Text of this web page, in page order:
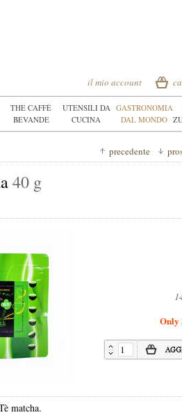
il mio account
THE CAFFÈ
BEVANDE
UTENSILI DA
CUCINA
GASTRONOMIA
DAL MONDO
precedente
40 g
Only
matcha.